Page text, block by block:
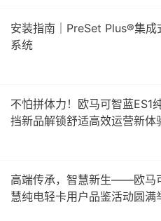
安装指南｜PreSet Plus®集成
系统
不怕拼体力！欧马可智蓝ES1
挡新品解锁舒适高效运营新体
高端传承，智慧新生——欧马
慧纯电轻卡用户品鉴活动圆满